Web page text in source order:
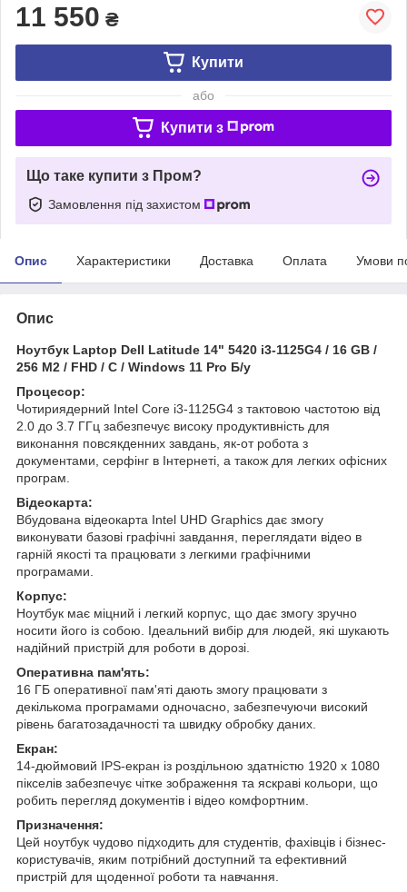
11 550 ₴
Купити
або
Купити з
Що таке купити з Пром?
Замовлення під захистом
Опис Характеристики Доставка Оплата Умови
Опис
Ноутбук Laptop Dell Latitude 14" 5420 i3-1125G4 / 16 GB /
256 M2 / FHD / C / Windows 11 Pro Б/у
Процесор:
Чотириядерний Intel Core i3-1125G4 з тактовою частотою від
2.0 до 3.7 ГГц забезпечує високу продуктивність для
виконання повсякденних завдань, як-от робота з
документами, серфінг в Інтернеті, а також для легких офісних
програм.
Відеокарта:
Вбудована відеокарта Intel UHD Graphics дає змогу
виконувати базові графічні завдання, переглядати відео в
гарній якості та працювати з легкими графічними
програмами.
Корпус:
Ноутбук має міцний і легкий корпус, що дає змогу зручно
носити його із собою. Ідеальний вибір для людей, які шукають
надійний пристрій для роботи в дорозі.
Оперативна пам'ять:
16 ГБ оперативної пам'яті дають змогу працювати з
декількома програмами одночасно, забезпечуючи високий
рівень багатозадачності та швидку обробку даних.
Екран:
14-дюймовий IPS-екран із роздільною здатністю 1920 x 1080
пікселів забезпечує чітке зображення та яскраві кольори, що
робить перегляд документів і відео комфортним.
Призначення:
Цей ноутбук чудово підходить для студентів, фахівців і бізнес-
користувачів, яким потрібний доступний та ефективний
пристрій для щоденної роботи та навчання.